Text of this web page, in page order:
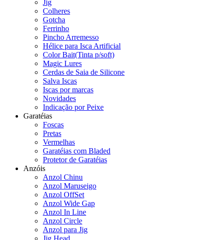
Jig
Colheres
Gotcha
Ferrinho
Pincho Arremesso
Hélice para Isca Artificial
Color Bait(Tinta p/soft)
Magic Lures
Cerdas de Saia de Silicone
Salva Iscas
Iscas por marcas
Novidades
Indicação por Peixe
Garatéias
Foscas
Pretas
Vermelhas
Garatéias com Bladed
Protetor de Garatéias
Anzóis
Anzol Chinu
Anzol Maruseigo
Anzol OffSet
Anzol Wide Gap
Anzol In Line
Anzol Circle
Anzol para Jig
Jig Head